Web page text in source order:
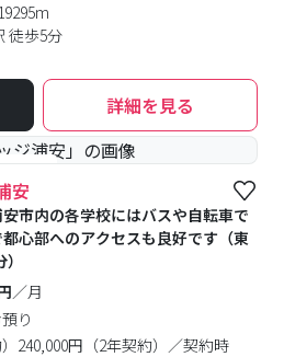
徒歩5分
詳細を見る
アあり
安
市内の各学校にはバスや自転車で
心部へのアクセスも良好です（東
／月
り
240,000円（2年契約）／契約時